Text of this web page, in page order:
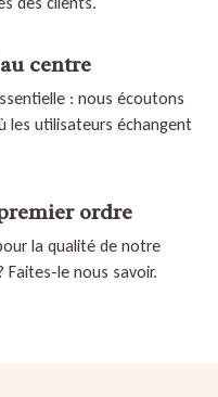
centre
: nous écoutons
les utilisateurs échangent
ordre
la qualité de notre
Faites-le nous savoir.